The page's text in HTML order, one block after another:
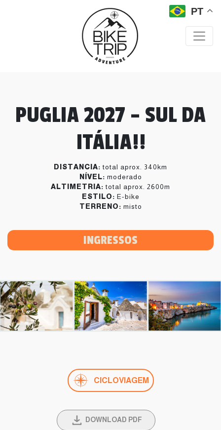
PT
PUGLIA 2027 – SUL DA
ITÁLIA!!
DISTANCIA: total aprox. 340km
NÍVEL: moderado
ALTIMETRIA: total aprox. 2600m
ESTILO: E-bike
TERRENO: misto
INGRESSOS
CICLOVIAGEM
DOWNLOAD PDF